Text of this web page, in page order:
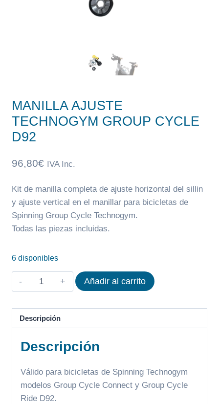
MANILLA AJUSTE
TECHNOGYM GROUP CYCLE
D92
96,80€ IVA Inc.
Kit de manilla completa de ajuste horizontal del sillin
y ajuste vertical en el manillar para bicicletas de
Spinning Group Cycle Technogym.
Todas las piezas incluidas.
6 disponibles
MANILLA
AJUSTE
GROUP
CYCLE
D92
Añadir al carrito
Descripción
Descripción
Válido para bicicletas de Spinning Technogym
modelos Group Cycle Connect y Group Cycle
Ride D92.